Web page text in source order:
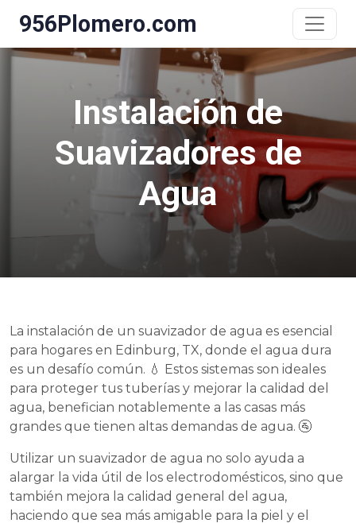
956Plomero.com
Instalación de
Suavizadores de
Agua
La instalación de un suavizador de agua es esencial
para hogares en Edinburg, TX, donde el agua dura
es un desafío común. 💧 Estos sistemas son ideales
para proteger tus tuberías y mejorar la calidad del
agua, benefician notablemente a las casas más
grandes que tienen altas demandas de agua. 🚰
Utilizar un suavizador de agua no solo ayuda a
alargar la vida útil de los electrodomésticos, sino que
también mejora la calidad general del agua,
haciendo que sea más amigable para la piel y el